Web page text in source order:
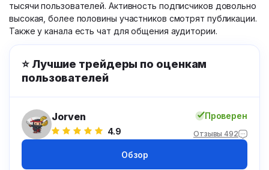
тысячи пользователей. Активность подписчиков довольно
высокая, более половины участников смотрят публикации.
Также у канала есть чат для общения аудитории.
⭐ Лучшие трейдеры по оценкам
пользователей
Jorven
4.9
Проверен
Отзывы 492
Обзор